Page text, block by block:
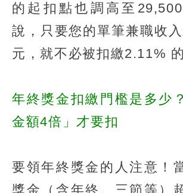
的起扣點也調高至
說，只要您的單筆兼職收
元，就不必被扣繳2.11%
年終獎金扣繳門檻是多少
金額4倍」才要扣
要領年終獎金的人注意！
獎金（含年終、三節等）